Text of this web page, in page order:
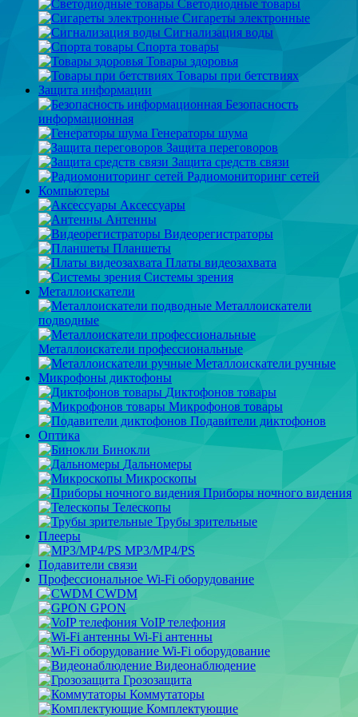
Светодиодные товары
Сигареты электронные
Сигнализация воды
Спорта товары
Товары здоровья
Товары при бетствиях
Защита информации
Безопасность
информационная
Генераторы шума
Защита переговоров
Защита средств связи
Радиомониторинг сетей
Компьютеры
Аксессуары
Антенны
Видеорегистраторы
Планшеты
Платы видеозахвата
Системы зрения
Металлоискатели
Металлоискатели
подводные
Металлоискатели профессиональные
Металлоискатели ручные
Микрофоны диктофоны
Диктофонов товары
Микрофонов товары
Подавители диктофонов
Оптика
Бинокли
Дальномеры
Микроскопы
Приборы ночного видения
Телескопы
Трубы зрительные
Плееры
MP3/MP4/PS
Подавители связи
Профессиональное Wi-Fi оборудование
CWDM
GPON
VoIP телефония
Wi-Fi антенны
Wi-Fi оборудование
Видеонаблюдение
Грозозащита
Коммутаторы
Комплектующие